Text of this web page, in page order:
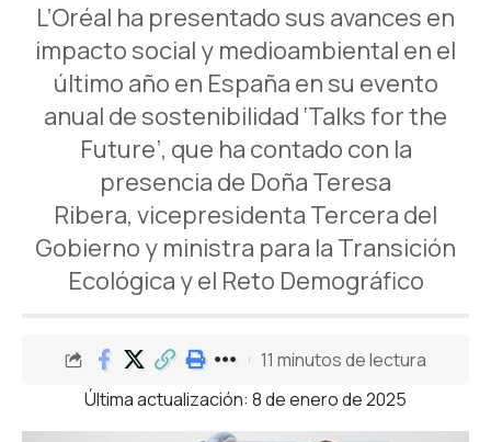
L’Oréal ha presentado sus avances en
impacto social y medioambiental en el
último año en España en su evento
anual de sostenibilidad ‘Talks for the
Future’, que ha contado con la
presencia de Doña Teresa
Ribera, vicepresidenta Tercera del
Gobierno y ministra para la Transición
Ecológica y el Reto Demográfico
Última actualización: 8 de enero de 2025
11 minutos de lectura